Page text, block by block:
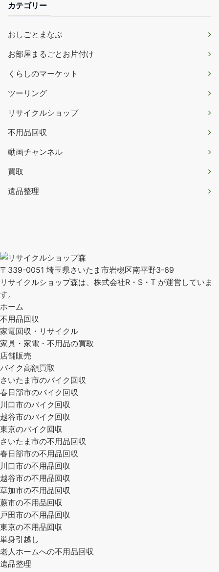
カテゴリー
おしごとまなぶ
お部屋まるごとお片付け
くらしのマーケット
ツーリング
リサイクルショップ
不用品回収
動画チャンネル
買取
遺品整理
〒339-0051 埼玉県さいたま市岩槻区南平野3-69
リサイクルショップ森は、株式会社R・S・T が運営していま
す。
ホーム
不用品回収
家電回収・リサイクル
家具・家電・不用品の買取
店舗販売
バイク高額買取
さいたま市のバイク回収
春日部市のバイク回収
川口市のバイク回収
越谷市のバイク回収
東京のバイク回収
さいたま市の不用品回収
春日部市の不用品回収
川口市の不用品回収
越谷市の不用品回収
草加市の不用品回収
蕨市の不用品回収
戸田市の不用品回収
東京の不用品回収
単身引越し
老人ホームへの不用品回収
遺品整理